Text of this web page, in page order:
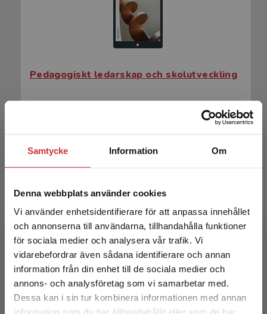
Samtycke Information Om
Denna webbplats använder cookies
Vi använder enhetsidentifierare för att anpassa innehållet
och annonserna till användarna, tillhandahålla funktioner
för sociala medier och analysera vår trafik. Vi
vidarebefordrar även sådana identifierare och annan
information från din enhet till de sociala medier och
annons- och analysföretag som vi samarbetar med.
Dessa kan i sin tur kombinera informationen med annan
information som du har tillhandahållit eller som de har
Begränsad fraktregion
Pedagogiskt ledarskap och skolutveckling
Uljens, M - Smeds-Nylund, A-S (red.)
Exkl. moms: 214 kr
Pedagogiskt ledarskap och skolutveckling
Uljens, M - Smeds-Nylund, A-S (red.)